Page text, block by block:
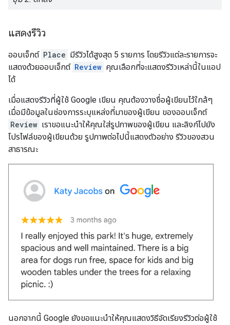
แสดงรีวิว
ออบเจ็กต์ Place มีรีวิวได้สูงสุด 5 รายการ โดยรีวิวแต่ละรายการจะ
แสดงด้วยออบเจ็กต์ Review คุณเลือกที่จะแสดงรีวิวเหล่านี้ในแอป
ได้
เมื่อแสดงรีวิวที่ผู้ใช้ Google เขียน คุณต้องวางชื่อผู้เขียนไว้ใกล้ๆ
เมื่อมีข้อมูลในช่องการระบุแหล่งที่มาของผู้เขียน ของออบเจ็กต์
Review เราขอแนะนําให้คุณใส่รูปภาพของผู้เขียน และลิงก์ไปยัง
โปรไฟล์ของผู้เขียนด้วย รูปภาพต่อไปนี้แสดงตัวอย่าง รีวิวของสวน
สาธารณะ
นอกจากนี้ Google ยังขอแนะนำให้คุณแสดงวิธีจัดเรียงรีวิวต่อผู้ใช้